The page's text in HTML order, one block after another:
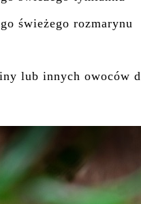
świeżego rozmarynu
lub innych owoców